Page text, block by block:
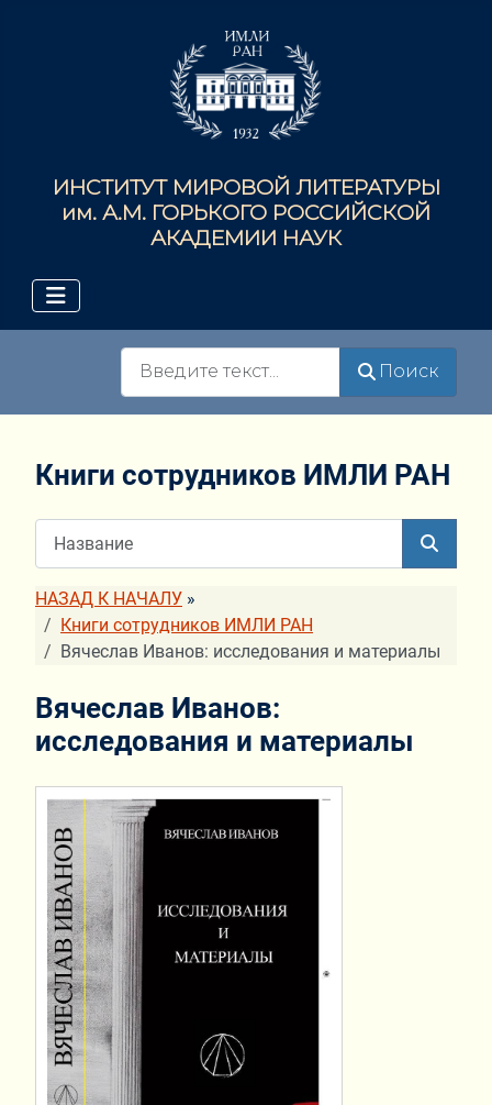
ИНСТИТУТ МИРОВОЙ ЛИТЕРАТУРЫ
им. А.М. ГОРЬКОГО РОССИЙСКОЙ
АКАДЕМИИ НАУК
Поиск
Книги сотрудников ИМЛИ РАН
НАЗАД К НАЧАЛУ »
Книги сотрудников ИМЛИ РАН
Вячеслав Иванов: исследования и материалы
Вячеслав Иванов:
исследования и материалы